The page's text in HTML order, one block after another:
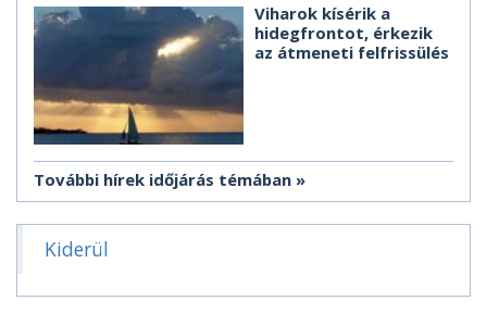
Viharok kísérik a
hidegfrontot, érkezik
az átmeneti felfrissülés
További hírek időjárás témában
Kiderül